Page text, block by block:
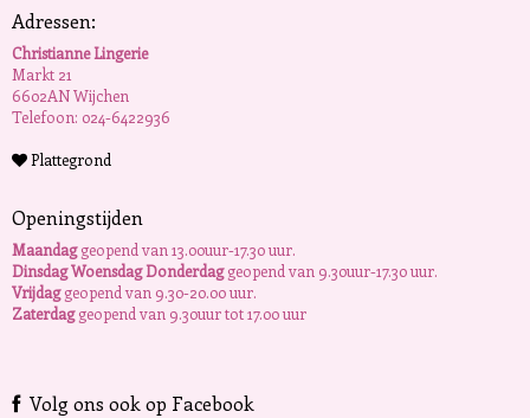
Adressen:
Christianne Lingerie
Markt 21
6602AN Wijchen
Telefoon: 024-6422936
Plattegrond
Openingstijden
Maandaggeopend van 13.00uur-17.30 uur.
Dinsdag Woensdag Donderdaggeopend van 9.30uur-17.30 uur.
Vrijdaggeopend van 9.30-20.00 uur.
Zaterdaggeopend van 9.30uur tot 17.00 uur
Volg ons ook op Facebook